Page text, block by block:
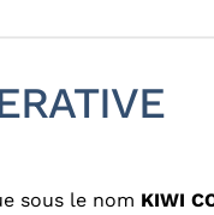
sous le nom KIWI